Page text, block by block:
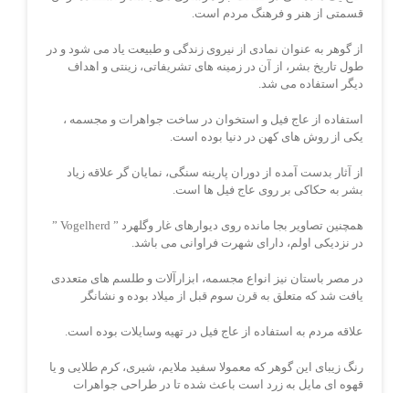
قسمتی از هنر و فرهنگ مردم است.
از گوهر به عنوان نمادی از نیروی زندگی و طبیعت یاد می شود و در
طول تاریخ بشر، از آن در زمینه های تشریفاتی، زینتی و اهداف
دیگر استفاده می شد.
استفاده از عاج فیل و استخوان در ساخت جواهرات و مجسمه ،
یکی از روش های کهن در دنیا بوده است.
از آثار بدست آمده از دوران پارینه سنگی، نمایان گر علاقه زیاد
بشر به حکاکی بر روی عاج فیل ها است.
همچنین تصاویر بجا مانده روی دیوارهای غار وگلهرد ” Vogelherd‌ ”
در نزدیکی اولم، دارای شهرت فراوانی می باشد.
در مصر باستان نیز انواع مجسمه، ابزارآلات و طلسم های متعددی
یافت شد که متعلق به قرن سوم قبل از میلاد بوده و نشانگر
علاقه مردم به استفاده از عاج فیل در تهیه وسایلات بوده است.
رنگ زیبای این گوهر که معمولا سفید ملایم، شیری، کرم طلایی و یا
قهوه ای مایل به زرد است باعث شده تا در طراحی جواهرات